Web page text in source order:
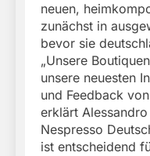
neuen,
zunächst in
bevor sie
„Unsere
unsere neuesten
und Feedback
erklärt
Nespresso
ist entscheidend